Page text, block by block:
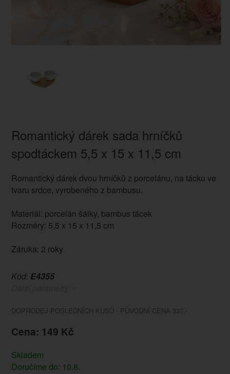
Romantický dárek sada hrníčků
spodtáckem 5,5 x 15 x 11,5 cm
Romantický dárek dvou hrníčků z porcelánu, na tácku ve
tvaru srdce, vyrobeného z bambusu.
Materiál: porcelán šálky, bambus tácek
Rozměry: 5,5 x 15 x 11,5 cm
Záruka: 2 roky
Kód: E4355
DOPRODEJ POSLEDNÍCH KUSŮ - PŮVODNÍ CENA 337.-
Cena: 149 Kč
Skladem
Doručíme do: 10.8.